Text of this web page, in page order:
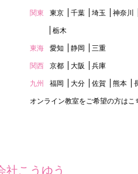
関東
東京 千葉 埼玉 神奈川
栃木
東海
愛知 静岡
三重
関西
京都 大阪
兵庫
九州
福岡 大分 佐賀 熊本
オンライン教室をご希望の方はこ
社こうゆう